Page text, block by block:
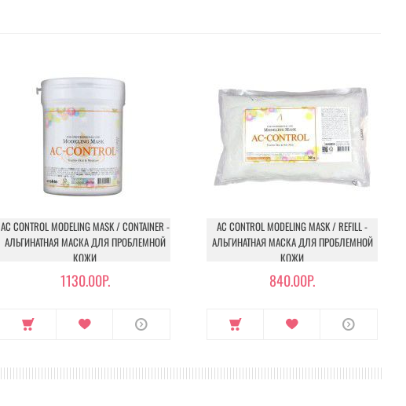
AC CONTROL MODELING MASK / CONTAINER -
АЛЬГИНАТНАЯ МАСКА ДЛЯ ПРОБЛЕМНОЙ
КОЖИ
1130.00Р.
AC CONTROL MODELING MASK / REFILL -
АЛЬГИНАТНАЯ МАСКА ДЛЯ ПРОБЛЕМНОЙ
КОЖИ
840.00Р.